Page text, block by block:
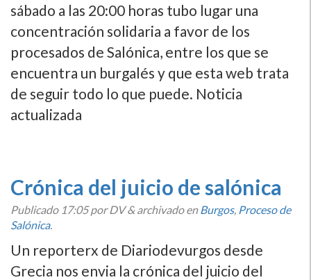
sábado a las 20:00 horas tubo lugar una
concentración solidaria a favor de los
procesados de Salónica, entre los que se
encuentra un burgalés y que esta web trata
de seguir todo lo que puede. Noticia
actualizada
Crónica del juicio de salónica
Publicado 17:05por DV&archivado enBurgos, Proceso de
Salónica.
Un reporterx de Diariodevurgos desde
Grecia nos envia la crónica del juicio del